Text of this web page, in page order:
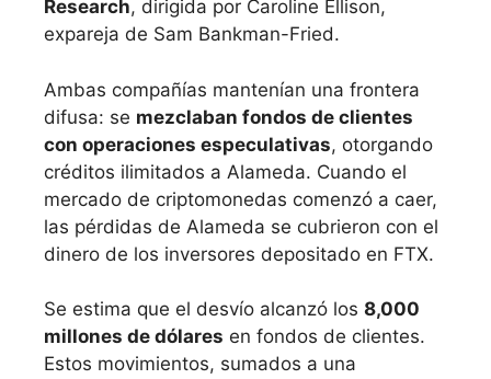
Research, dirigida por Caroline Ellison,
expareja de Sam Bankman-Fried.
Ambas compañías mantenían una frontera
difusa: se mezclaban fondos de clientes
con operaciones especulativas, otorgando
créditos ilimitados a Alameda. Cuando el
mercado de criptomonedas comenzó a caer,
las pérdidas de Alameda se cubrieron con el
dinero de los inversores depositado en FTX.
Se estima que el desvío alcanzó los 8,000
millones de dólares en fondos de clientes.
Estos movimientos, sumados a una